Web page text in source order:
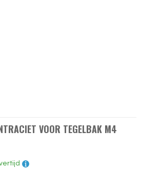
VOOR TEGELBAK M4